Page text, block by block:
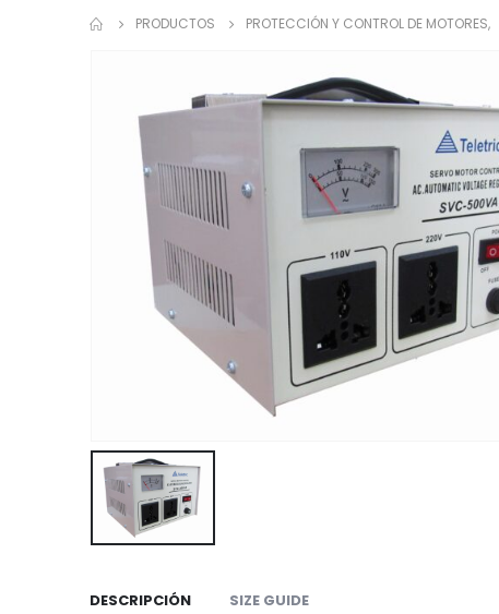
PRODUCTOS PROTECCIÓN Y CONTROL DE MOTORES,
DESCRIPCIÓN SIZE GUIDE